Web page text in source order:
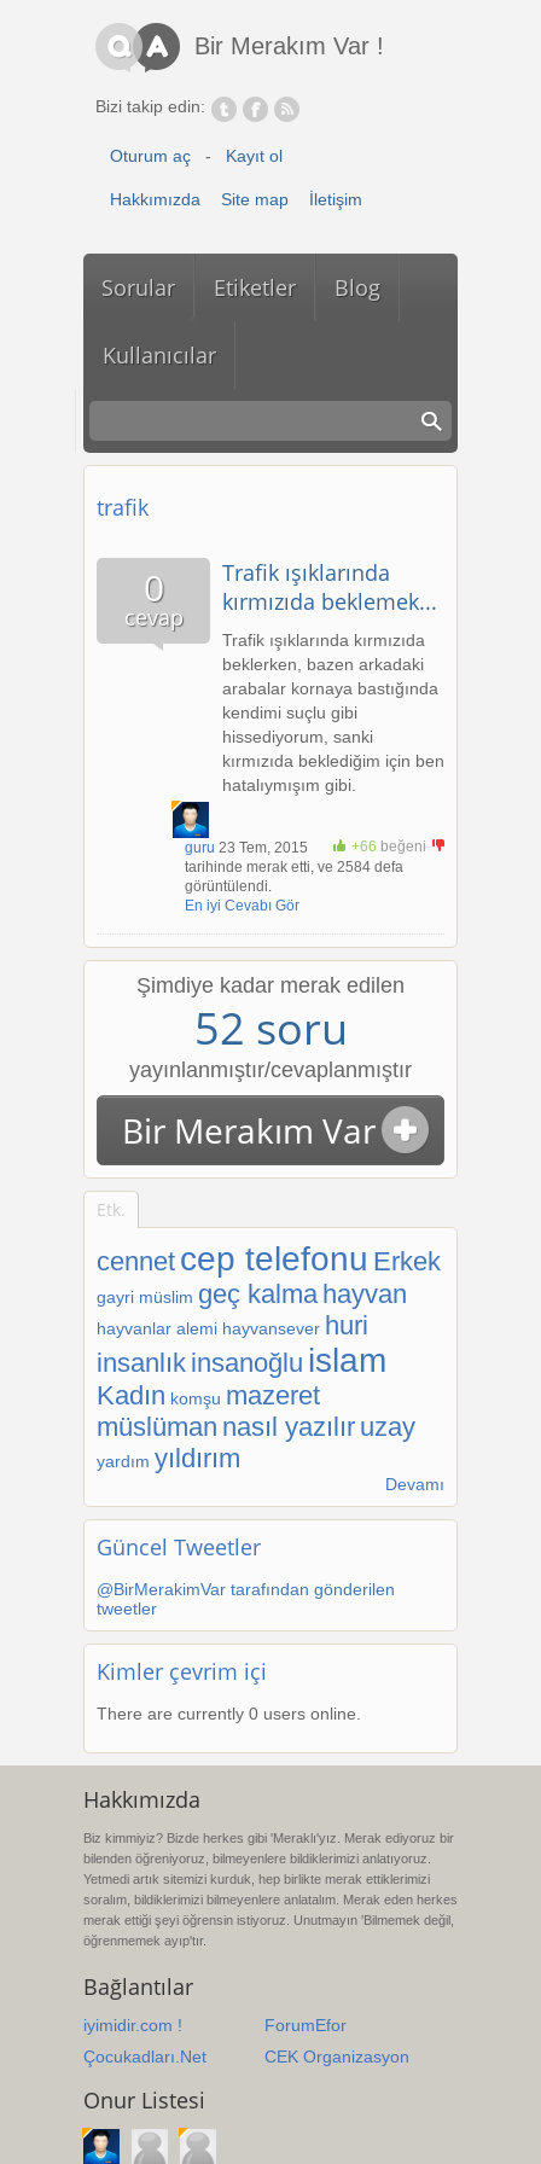
Bir Merakım Var !
Bizi takip edin:
Oturum aç - Kayıt ol
Hakkımızda Site map İletişim
Sorular Etiketler Blog
Kullanıcılar
trafik
0
cevap
Trafik ışıklarında
kırmızıda beklemek...
Trafik ışıklarında kırmızıda
beklerken, bazen arkadaki
arabalar kornaya bastığında
kendimi suçlu gibi
hissediyorum, sanki
kırmızıda beklediğim için ben
hatalıymışım gibi.
+66 beğeni
guru 23 Tem, 2015
tarihinde merak etti, ve 2584 defa
görüntülendi.
En iyi Cevabı Gör
Şimdiye kadar merak edilen
52 soru
yayınlanmıştır/cevaplanmıştır
Bir Merakım Var
Etk.
cennet cep telefonu Erkek
gayri müslim geç kalma hayvan
hayvanlar alemi hayvansever huri
insanlık insanoğlu islam
Kadın komşu mazeret
müslüman nasıl yazılır uzay
yardım yıldırım
Devamı
Güncel Tweetler
@BirMerakimVar tarafından gönderilen
tweetler
Kimler çevrim içi
There are currently 0 users online.
Hakkımızda
Biz kimmiyiz? Bizde herkes gibi 'Meraklı'yız. Merak ediyoruz bir
bilenden öğreniyoruz, bilmeyenlere bildiklerimizi anlatıyoruz.
Yetmedi artık sitemizi kurduk, hep birlikte merak ettiklerimizi
soralım, bildiklerimizi bilmeyenlere anlatalım. Merak eden herkes
merak ettiği şeyi öğrensin istiyoruz. Unutmayın 'Bilmemek değil,
öğrenmemek ayıp'tır.
Bağlantılar
iyimidir.com !
ForumEfor
Çocukadları.Net
CEK Organizasyon
Onur Listesi